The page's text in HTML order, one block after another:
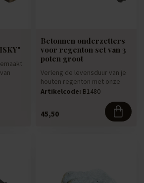
Betonnen onderzetters
voor regenton set van 3
poten groot
Verleng de levensduur van je
houten regenton met onze
betonnen leeuwenpootjes
Artikelcode: B1480
45,50